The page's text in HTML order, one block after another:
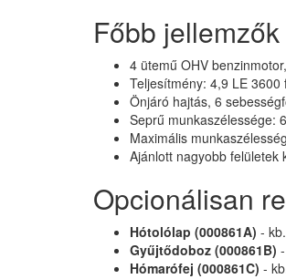
Főbb jellemzők
4 ütemű OHV
Teljesítmény: 4,9 LE
Önjáró hajtás, 6
Seprű munkaszélessége:
Maximális
Ajánlott nagyobb felületek
Opcionálisan
Hótolólap (000861A) -
Gyűjtődoboz (000861B)
Hómarófej (000861C) -